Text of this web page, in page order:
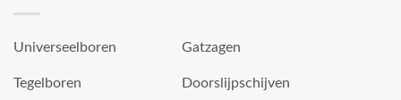
Universeelboren
Tegelboren
Gatzagen
Doorslijpschijven